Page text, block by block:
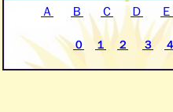
Ａ
Ｂ Ｃ Ｄ Ｅ
０ １ ２ ３